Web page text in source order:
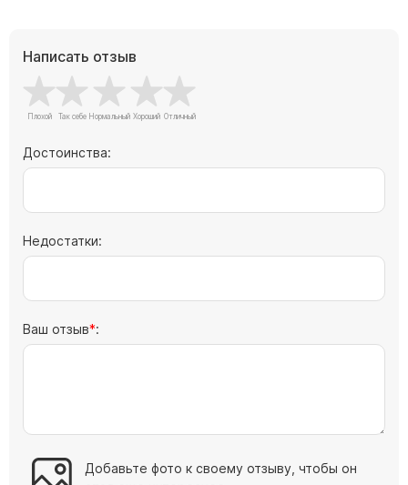
Голуби
Распятие
Цветы
Написать отзыв
Достоинства:
Недостатки:
Ваш отзыв :
Добавьте фото к своему отзыву, чтобы он